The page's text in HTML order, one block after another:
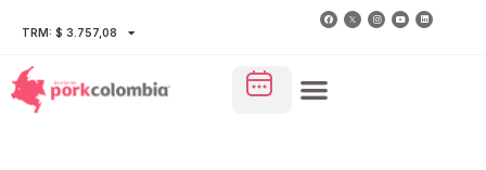
TRM: $ 3.757,08